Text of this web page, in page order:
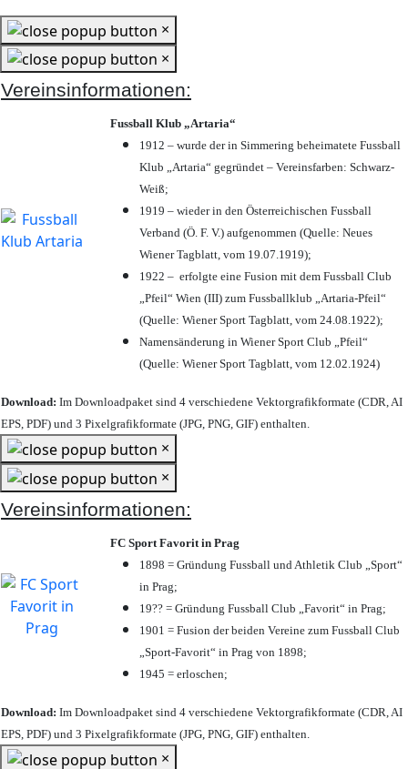
×
×
Vereinsinformationen:
Fussball Klub „Artaria“
1912 – wurde der in Simmering beheimatete Fussball
Klub „Artaria“ gegründet – Vereinsfarben: Schwarz-
Weiß;
1919 – wieder in den Österreichischen Fussball
Verband (Ö. F. V.) aufgenommen (Quelle: Neues
Wiener Tagblatt, vom 19.07.1919);
1922 – erfolgte eine Fusion mit dem Fussball Club
„Pfeil“ Wien (III) zum Fussballklub „Artaria-Pfeil“
(Quelle: Wiener Sport Tagblatt, vom 24.08.1922);
Namensänderung in Wiener Sport Club „Pfeil“
(Quelle: Wiener Sport Tagblatt, vom 12.02.1924)
Download: Im Downloadpaket sind 4 verschiedene Vektorgrafikformate (CDR, AI
EPS, PDF) und 3 Pixelgrafikformate (JPG, PNG, GIF) enthalten.
×
×
Vereinsinformationen:
FC Sport Favorit in Prag
1898 = Gründung Fussball und Athletik Club „Sport“
in Prag;
19?? = Gründung Fussball Club „Favorit“ in Prag;
1901 = Fusion der beiden Vereine zum Fussball Club
„Sport-Favorit“ in Prag von 1898;
1945 = erloschen;
Download: Im Downloadpaket sind 4 verschiedene Vektorgrafikformate (CDR, AI
EPS, PDF) und 3 Pixelgrafikformate (JPG, PNG, GIF) enthalten.
×